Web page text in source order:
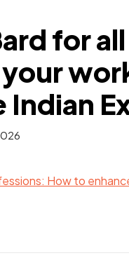
for
Indian
How to